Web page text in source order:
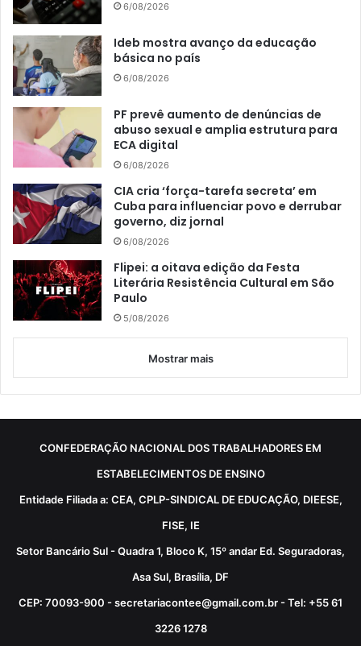
6/08/2026
Ideb mostra avanço da educação
básica no país
6/08/2026
PF prevê aumento de denúncias de
abuso sexual e amplia estrutura para
ECA digital
6/08/2026
CIA cria ‘força-tarefa secreta’ em
Cuba para influenciar povo e derrubar
governo, diz jornal
6/08/2026
Flipei: a oitava edição da Festa
Literária Resistência Cultural em São
Paulo
5/08/2026
Mostrar mais
CONFEDERAÇÃO NACIONAL DOS TRABALHADORES EM
ESTABELECIMENTOS DE ENSINO
Entidade Filiada a: CEA, CPLP-SINDICAL DE EDUCAÇÃO, DIEESE,
FISE, IE
Setor Bancário Sul - Quadra 1, Bloco K, 15º andar Ed. Seguradoras,
Asa Sul, Brasília, DF
CEP: 70093-900 - secretariacontee@gmail.com.br - Tel: +55 61
3226 1278